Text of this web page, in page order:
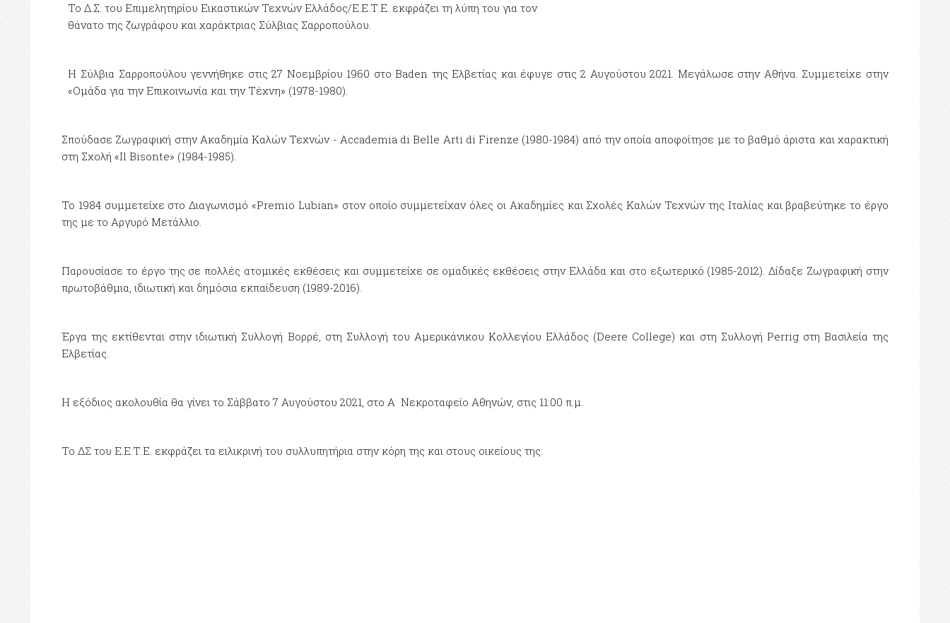
Το Δ.Σ. του Επιμελητηρίου Εικαστικών Τεχνών Ελλάδος/Ε.Ε.Τ.Ε. εκφράζει τη λύπη του για τον
θάνατο της ζωγράφου και χαράκτριας Σύλβιας Σαρροπούλου.
Η Σύλβια Σαρροπούλου γεννήθηκε στις 27 Νοεμβρίου 1960 στο Baden της Ελβετίας και έφυγε στις 2 Αυγούστου 2021. Μεγάλωσε στην Αθήνα. Συμμετείχε στην
«Ομάδα για την Επικοινωνία και την Τέχνη» (1978-1980).
Σπούδασε Ζωγραφική στην Ακαδημία Καλών Τεχνών - Accademia di Belle Arti di Firenze (1980-1984) από την οποία αποφοίτησε με το βαθμό άριστα και χαρακτική
στη Σχολή «Il Bisonte» (1984-1985).
Το 1984 συμμετείχε στο Διαγωνισμό «Premio Lubian» στον οποίο συμμετείχαν όλες οι Ακαδημίες και Σχολές Καλών Τεχνών της Ιταλίας και βραβεύτηκε το έργο
της με το Αργυρό Μετάλλιο.
Παρουσίασε το έργο της σε πολλές ατομικές εκθέσεις και συμμετείχε σε ομαδικές εκθέσεις στην Ελλάδα και στο εξωτερικό (1985-2012). Δίδαξε Ζωγραφική στην
πρωτοβάθμια, ιδιωτική και δημόσια εκπαίδευση (1989-2016).
Έργα της εκτίθενται στην ιδιωτική Συλλογή Βορρέ, στη Συλλογή του Αμερικάνικου Κολλεγίου Ελλάδος (Deere College) και στη Συλλογή Perrig στη Βασιλεία της
Ελβετίας.
Η εξόδιος ακολουθία θα γίνει το Σάββατο 7 Αυγούστου 2021, στο Α Νεκροταφείο Αθηνών, στις 11:00 π.μ.
Το ΔΣ του Ε.Ε.Τ.Ε. εκφράζει τα ειλικρινή του συλλυπητήρια στην κόρη της και στους οικείους της.